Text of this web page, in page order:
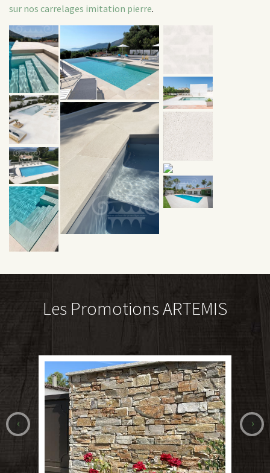
sur nos carrelages imitation pierre.
Les Promotions ARTEMIS
‹ ›